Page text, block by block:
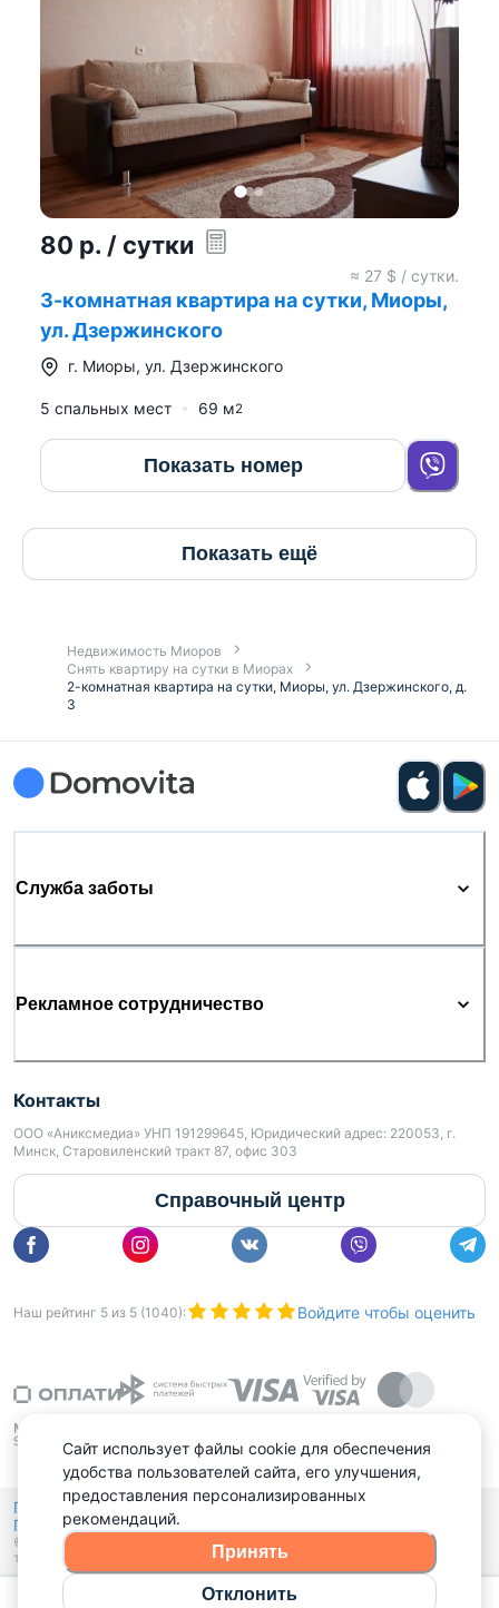
80 р. / сутки
≈ 27 $ / сутки.
3-комнатная квартира на сутки, Миоры,
ул. Дзержинского
г. Миоры, ул. Дзержинского
5 спальных мест 69 м2
Показать номер
Показать ещё
Недвижимость Миоров
Снять квартиру на сутки в Миорах
2-комнатная квартира на сутки, Миоры, ул. Дзержинского, д.
3
Служба заботы
Рекламное сотрудничество
Контакты
ООО «Аниксмедиа» УНП 191299645, Юридический адрес: 220053, г.
Минск, Старовиленский тракт 87, офис 303
Справочный центр
Наш рейтинг 5 из 5 (1040): Войдите чтобы оценить
Политика конфиденциальности,
Политика обработки файлов куки и
© 2015 - 2026, Domovita.by. Копирование материалов допускается
только при наличии активной ссылки.
Сайт использует файлы cookie для обеспечения
удобства пользователей сайта, его улучшения,
предоставления персонализированных
рекомендаций.
Принять
Отклонить